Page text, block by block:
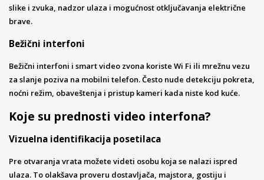
slike i zvuka, nadzor ulaza i mogućnost otključavanja električne
brave.
Bežični interfoni
Bežični interfoni i smart video zvona koriste Wi Fi ili mrežnu vezu
za slanje poziva na mobilni telefon. Često nude detekciju pokreta,
noćni režim, obaveštenja i pristup kameri kada niste kod kuće.
Koje su prednosti video interfona?
Vizuelna identifikacija posetilaca
Pre otvaranja vrata možete videti osobu koja se nalazi ispred
ulaza. To olakšava proveru dostavljača, majstora, gostiju i